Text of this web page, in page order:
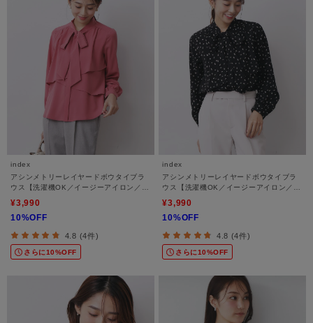
index
アシンメトリーレイヤードボウタイブラ
ウス【洗濯機OK／イージーアイロン／防
¥3,990
10%OFF
4.8 (4件)
さらに10%OFF
index
アシンメトリーレイヤードボウタイブラ
ウス【洗濯機OK／イージーアイロン／防
¥3,990
10%OFF
4.8 (4件)
さらに10%OFF